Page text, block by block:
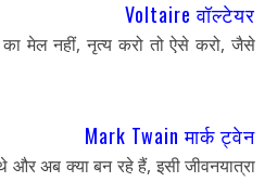
Voltaire वॉल्टेयर
मेल नहीं, नृत्य करो तो ऐसे करो, जैसे
Mark Twain मार्क ट्वेन
अब क्या बन रहे हैं, इसी जीवनयात्रा